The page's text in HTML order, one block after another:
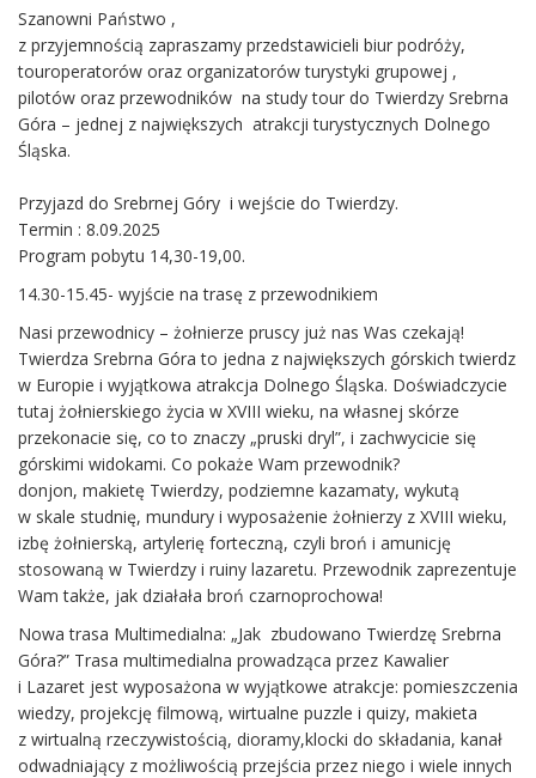
Szanowni Państwo ,
z przyjemnością zapraszamy przedstawicieli biur podróży,
touroperatorów oraz organizatorów turystyki grupowej ,
pilotów oraz przewodników na study tour do Twierdzy Srebrna
Góra – jednej z największych atrakcji turystycznych Dolnego
Śląska.
Przyjazd do Srebrnej Góry i wejście do Twierdzy.
Termin : 8.09.2025
Program pobytu 14,30-19,00.
14.30-15.45- wyjście na trasę z przewodnikiem
Nasi przewodnicy – żołnierze pruscy już nas Was czekają!
Twierdza Srebrna Góra to jedna z największych górskich twierdz
w Europie i wyjątkowa atrakcja Dolnego Śląska. Doświadczycie
tutaj żołnierskiego życia w XVIII wieku, na własnej skórze
przekonacie się, co to znaczy „pruski dryl”, i zachwycicie się
górskimi widokami. Co pokaże Wam przewodnik?
donjon, makietę Twierdzy, podziemne kazamaty, wykutą
w skale studnię, mundury i wyposażenie żołnierzy z XVIII wieku,
izbę żołnierską, artylerię forteczną, czyli broń i amunicję
stosowaną w Twierdzy i ruiny lazaretu. Przewodnik zaprezentuje
Wam także, jak działała broń czarnoprochowa!
Nowa trasa Multimedialna: „Jak zbudowano Twierdzę Srebrna
Góra?” Trasa multimedialna prowadząca przez Kawalier
i Lazaret jest wyposażona w wyjątkowe atrakcje: pomieszczenia
wiedzy, projekcję filmową, wirtualne puzzle i quizy, makieta
z wirtualną rzeczywistością, dioramy,klocki do składania, kanał
odwadniający z możliwością przejścia przez niego i wiele innych